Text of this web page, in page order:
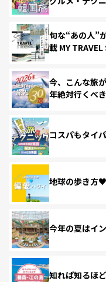
旬な“あの人”
載 MY TRAVEL
今、こんな旅
年絶対行くべ
コスパもタイ
地球の歩き方
今年の夏はイ
知れば知るほ